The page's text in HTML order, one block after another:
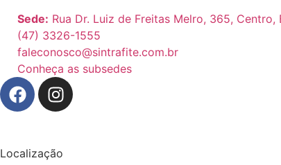
Sede: Rua Dr. Luiz de Freitas Melro, 365, Centro,
(47) 3326-1555
faleconosco@sintrafite.com.br
Conheça as subsedes
Localização